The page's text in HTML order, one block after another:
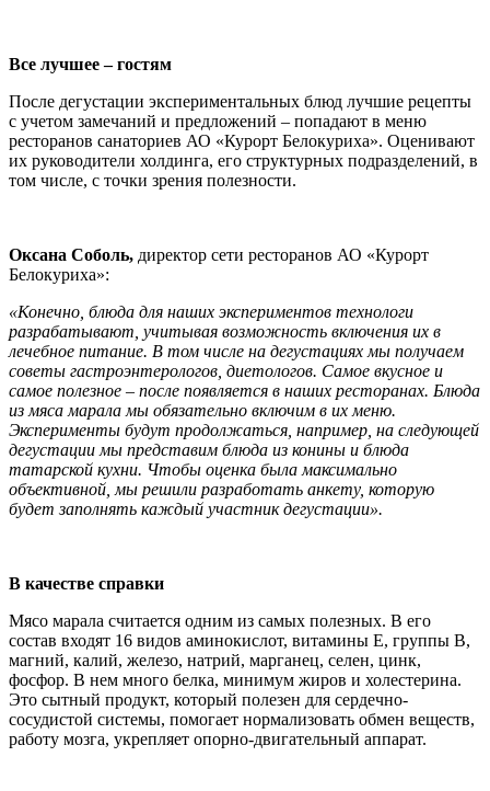
Все лучшее – гостям
После дегустации экспериментальных блюд лучшие рецепты
с учетом замечаний и предложений – попадают в меню
ресторанов санаториев АО «Курорт Белокуриха». Оценивают
их руководители холдинга, его структурных подразделений, в
том числе, с точки зрения полезности.
Оксана Соболь, директор сети ресторанов АО «Курорт
Белокуриха»:
«Конечно, блюда для наших экспериментов технологи
разрабатывают, учитывая возможность включения их в
лечебное питание. В том числе на дегустациях мы получаем
советы гастроэнтерологов, диетологов. Самое вкусное и
самое полезное – после появляется в наших ресторанах. Блюда
из мяса марала мы обязательно включим в их меню.
Эксперименты будут продолжаться, например, на следующей
дегустации мы представим блюда из конины и блюда
татарской кухни. Чтобы оценка была максимально
объективной, мы решили разработать анкету, которую
будет заполнять каждый участник дегустации».
В качестве справки
Мясо марала считается одним из самых полезных. В его
состав входят 16 видов аминокислот, витамины Е, группы В,
магний, калий, железо, натрий, марганец, селен, цинк,
фосфор. В нем много белка, минимум жиров и холестерина.
Это сытный продукт, который полезен для сердечно-
сосудистой системы, помогает нормализовать обмен веществ,
работу мозга, укрепляет опорно-двигательный аппарат.